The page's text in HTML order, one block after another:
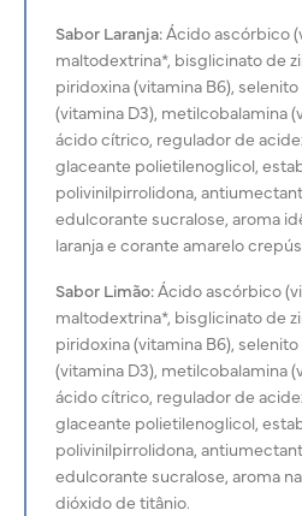
Sabor Laranja:Ácido ascórbico
maltodextrina*, bisglicinato de
piridoxina (vitamina B6),
(vitamina D3), metilcobalamina
ácido cítrico, regulador de
glaceante polietilenoglicol,
polivinilpirrolidona,
edulcorante sucralose, aroma
laranja e corante amarelo
Sabor Limão:Ácido ascórbico
maltodextrina*, bisglicinato de
piridoxina (vitamina B6),
(vitamina D3), metilcobalamina
ácido cítrico, regulador de
glaceante polietilenoglicol,
polivinilpirrolidona,
edulcorante sucralose, aroma
dióxido de titânio.